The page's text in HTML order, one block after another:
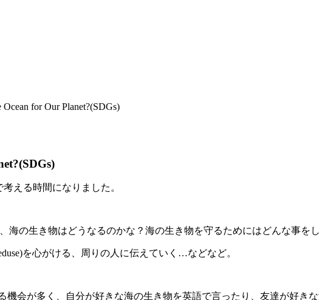
for Our Planet?(SDGs)
える時間になりました。
海の生き物はどうなるのかな？海の生き物を守るためにはどんな事を
を心がける、周りの人に伝えていく…などなど。
機会が多く、自分が好きな海の生き物を英語で言ったり、友達が好き